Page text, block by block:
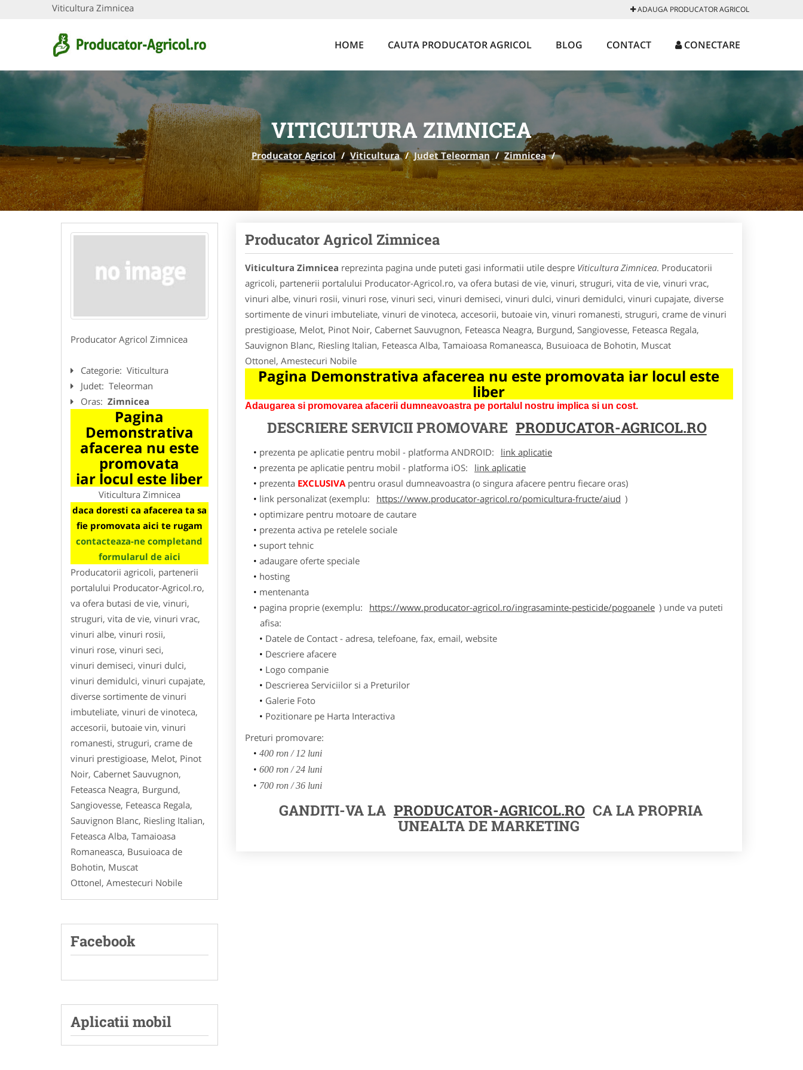
Viticultura Zimnicea ADAUGA PRODUCATOR AGRICOL
HOME CAUTA PRODUCATOR AGRICOL BLOG CONTACT CONECTARE
VITICULTURA ZIMNICEA
Producator Agricol / Viticultura / Judet Teleorman / Zimnicea /
Producator Agricol Zimnicea
Categorie: Viticultura
Judet: Teleorman
Oras: Zimnicea
Pagina
Demonstrativa
afacerea nu este
promovata
iar locul este liber
Viticultura Zimnicea
daca doresti ca afacerea ta sa
fie promovata aici te rugam
contacteaza-ne completand
formularul de aici
Producatorii agricoli, partenerii
portalului Producator-Agricol.ro,
va ofera butasi de vie, vinuri,
struguri, vita de vie, vinuri vrac,
vinuri albe, vinuri rosii,
vinuri rose, vinuri seci,
vinuri demiseci, vinuri dulci,
vinuri demidulci, vinuri cupajate,
diverse sortimente de vinuri
imbuteliate, vinuri de vinoteca,
accesorii, butoaie vin, vinuri
romanesti, struguri, crame de
vinuri prestigioase, Melot, Pinot
Noir, Cabernet Sauvugnon,
Feteasca Neagra, Burgund,
Sangiovesse, Feteasca Regala,
Sauvignon Blanc, Riesling Italian,
Feteasca Alba, Tamaioasa
Romaneasca, Busuioaca de
Bohotin, Muscat
Ottonel, Amestecuri Nobile
Facebook
Aplicatii mobil
Producator Agricol Zimnicea
Viticultura Zimnicea reprezinta pagina unde puteti gasi informatii utile despre Viticultura Zimnicea. Producatorii
agricoli, partenerii portalului Producator-Agricol.ro, va ofera butasi de vie, vinuri, struguri, vita de vie, vinuri vrac,
vinuri albe, vinuri rosii, vinuri rose, vinuri seci, vinuri demiseci, vinuri dulci, vinuri demidulci, vinuri cupajate, diverse
sortimente de vinuri imbuteliate, vinuri de vinoteca, accesorii, butoaie vin, vinuri romanesti, struguri, crame de vinuri
prestigioase, Melot, Pinot Noir, Cabernet Sauvugnon, Feteasca Neagra, Burgund, Sangiovesse, Feteasca Regala,
Sauvignon Blanc, Riesling Italian, Feteasca Alba, Tamaioasa Romaneasca, Busuioaca de Bohotin, Muscat
Ottonel, Amestecuri Nobile
Pagina Demonstrativa afacerea nu este promovata iar locul este
liber
Adaugarea si promovarea afacerii dumneavoastra pe portalul nostru implica si un cost.
DESCRIERE SERVICII PROMOVARE PRODUCATOR-AGRICOL.RO
prezenta pe aplicatie pentru mobil - platforma ANDROID:
link aplicatie
prezenta pe aplicatie pentru mobil - platforma iOS:
link aplicatie
prezenta EXCLUSIVApentru orasul dumneavoastra (o singura afacere pentru fiecare oras)
link personalizat (exemplu:
https://www.producator-agricol.ro/pomicultura-fructe/aiud )
optimizare pentru motoare de cautare
prezenta activa pe retelele sociale
suport tehnic
adaugare oferte speciale
hosting
mentenanta
pagina proprie (exemplu:
https://www.producator-agricol.ro/ingrasaminte-pesticide/pogoanele ) unde va puteti
afisa:
Datele de Contact - adresa, telefoane, fax, email, website
Descriere afacere
Logo companie
Descrierea Serviciilor si a Preturilor
Galerie Foto
Pozitionare pe Harta Interactiva
Preturi promovare:
400 ron / 12 luni
600 ron / 24 luni
700 ron / 36 luni
GANDITI-VA LA PRODUCATOR-AGRICOL.RO CA LA PROPRIA
UNEALTA DE MARKETING